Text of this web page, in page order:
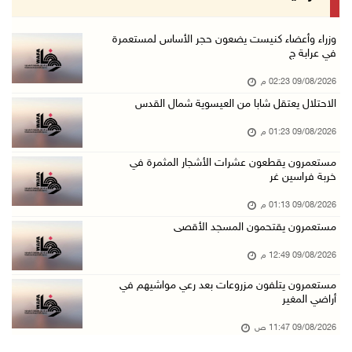
جهاد يرسم على الخيمة مشاهد الحرب في غزة
09/آب/2026 12:17 م
حالات الإجهاض في غزة تتضاعف ثلاث مرات
مركز الاتصال الحكومي يرصد أهم التدخلات التي ن ...
09/آب/2026 12:10 م
سلطة النقد و"اوريدو" توقعان مذكرة تفاهم للاست ...
09/آب/2026 12:00 م
"استشاري فتح" ينعى القائد الوطنيّ السفير دياب ...
09/آب/2026 11:53 ص
مستعمرون يتلفون مزروعات بعد رعي مواشيهم في أر ...
وزراء وأعضاء كنيست يضعون حجر الأساس لمستعمرة
في عرابة ج
09/08/2026 02:23 م
الاحتلال يعتقل شابا من العيسوية شمال القدس
09/08/2026 01:23 م
مستعمرون يقطعون عشرات الأشجار المثمرة في
خربة فراسين غر
09/08/2026 01:13 م
مستعمرون يقتحمون المسجد الأقصى
09/08/2026 12:49 م
مستعمرون يتلفون مزروعات بعد رعي مواشيهم في
أراضي المغير
09/08/2026 11:47 ص